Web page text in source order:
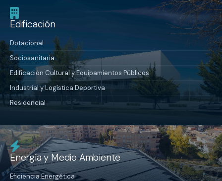
Edificación
Dotacional
Sociosanitaria
Edificación Cultural y Equipamientos Públicos
Industrial y Logística Deportiva
Residencial
Energía y Medio Ambiente
Eficiencia Energética